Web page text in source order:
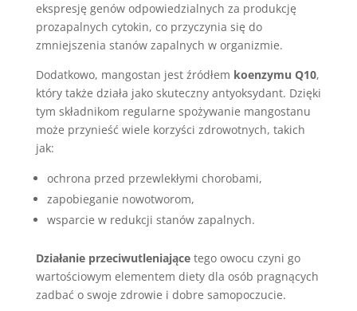
ekspresję genów odpowiedzialnych za produkcję
prozapalnych cytokin, co przyczynia się do
zmniejszenia stanów zapalnych w organizmie.
Dodatkowo, mangostan jest źródłem koenzymu Q10,
który także działa jako skuteczny antyoksydant. Dzięki
tym składnikom regularne spożywanie mangostanu
może przynieść wiele korzyści zdrowotnych, takich
jak:
ochrona przed przewlekłymi chorobami,
zapobieganie nowotworom,
wsparcie w redukcji stanów zapalnych.
Działanie przeciwutleniającetego owocu czyni go
wartościowym elementem diety dla osób pragnących
zadbać o swoje zdrowie i dobre samopoczucie.